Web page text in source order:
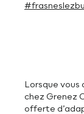
Lorsque vous
chez Grenez
offerte